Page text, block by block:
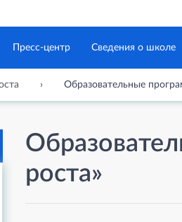
Пресс-центр Сведения о школе
Образовательные
роста»